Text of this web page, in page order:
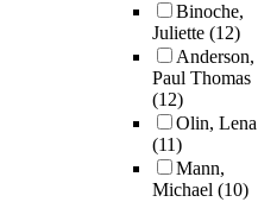
Binoche,
Juliette (12)
Anderson,
Paul Thomas
(12)
Olin, Lena
(11)
Mann,
Michael (10)